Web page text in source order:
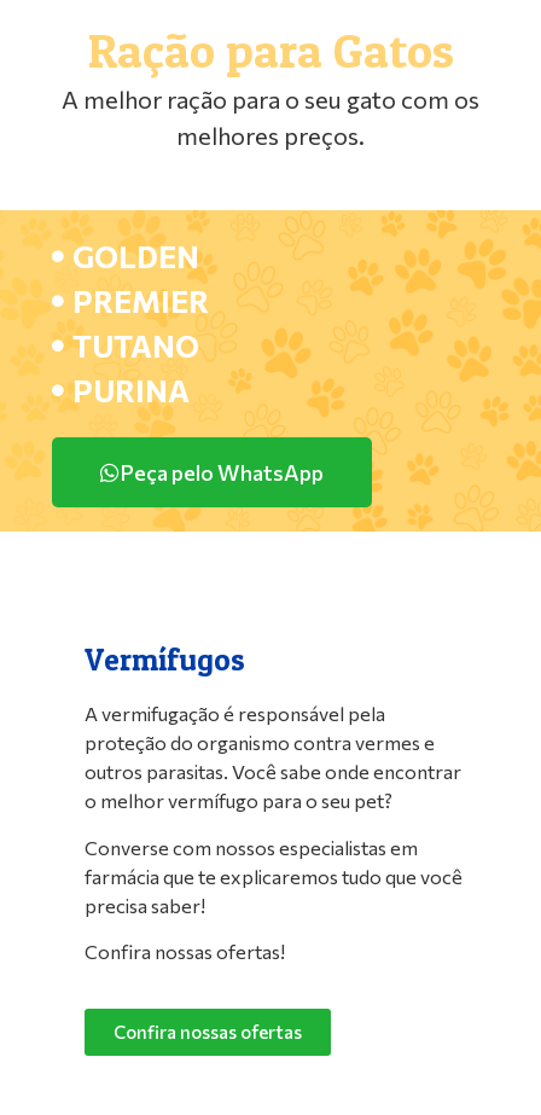
Ração para Gatos
A melhor ração para o seu gato com os
melhores preços.
GOLDEN
PREMIER
TUTANO
PURINA
Peça pelo WhatsApp
Vermífugos
A vermifugação é responsável pela
proteção do organismo contra vermes e
outros parasitas. Você sabe onde encontrar
o melhor vermífugo para o seu pet?
Converse com nossos especialistas em
farmácia que te explicaremos tudo que você
precisa saber!
Confira nossas ofertas!
Confira nossas ofertas